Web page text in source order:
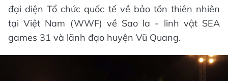
đại diện Tổ chức quốc tế về bảo tồn thiên nhiên
tại Việt Nam (WWF) về Sao la - linh vật SEA
games 31 và lãnh đạo huyện Vũ Quang.